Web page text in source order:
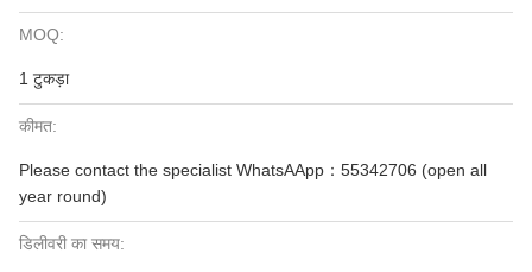
MOQ:
1 टुकड़ा
कीमत:
Please contact the specialist WhatsAApp：55342706 (open all
year round)
डिलीवरी का समय: